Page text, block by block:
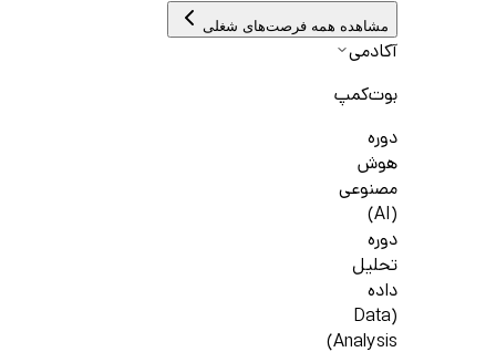
مشاهده همه فرصت‌های شغلی
آکادمی
بوت‌کمپ
دوره
هوش
مصنوعی
(AI)
دوره
تحلیل
داده
(Data
Analysis)